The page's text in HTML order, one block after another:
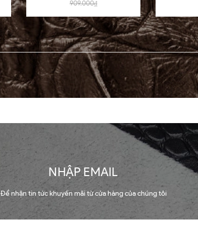
909.000₫
NHẬP EMAIL
Để nhận tin tức khuyến mãi từ cửa hàng của chúng tôi